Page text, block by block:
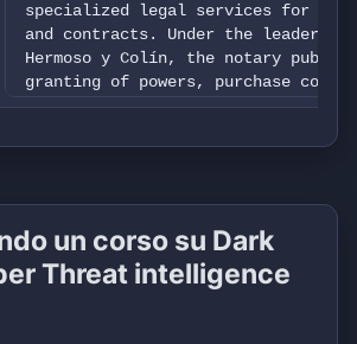
specialized legal services for
and contracts. Under the
Hermoso y Colín, the notary
granting of powers, purchase
and the constitution of societies.
requirements are met for property
un corso su Dark
Threat intelligence